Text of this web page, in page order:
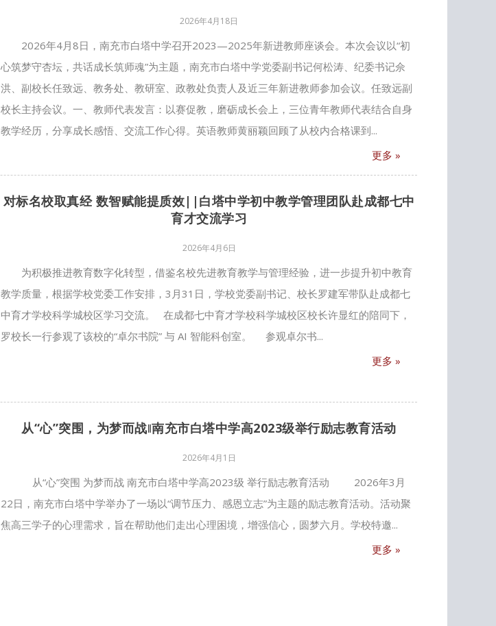
2026年4月18日
2026年4月8日，南充市白塔中学召开2023—2025年新进教师座谈会。本次会议以“初
心筑梦守杏坛，共话成长筑师魂”为主题，南充市白塔中学党委副书记何松涛、纪委书记佘
洪、副校长任致远、教务处、教研室、政教处负责人及近三年新进教师参加会议。任致远副
校长主持会议。一、教师代表发言：以赛促教，磨砺成长会上，三位青年教师代表结合自身
教学经历，分享成长感悟、交流工作心得。英语教师黄丽颖回顾了从校内合格课到...
更多 »
对标名校取真经 数智赋能提质效||白塔中学初中教学管理团队赴成都七中
育才交流学习
2026年4月6日
为积极推进教育数字化转型，借鉴名校先进教育教学与管理经验，进一步提升初中教育
教学质量，根据学校党委工作安排，3月31日，学校党委副书记、校长罗建军带队赴成都七
中育才学校科学城校区学习交流。 在成都七中育才学校科学城校区校长许显红的陪同下，
罗校长一行参观了该校的“卓尔书院” 与 AI 智能科创室。 参观卓尔书...
更多 »
从“心”突围，为梦而战‖南充市白塔中学高2023级举行励志教育活动
2026年4月1日
从“心”突围 为梦而战 南充市白塔中学高2023级 举行励志教育活动 2026年3月
22日，南充市白塔中学举办了一场以“调节压力、感恩立志”为主题的励志教育活动。活动聚
焦高三学子的心理需求，旨在帮助他们走出心理困境，增强信心，圆梦六月。学校特邀...
更多 »